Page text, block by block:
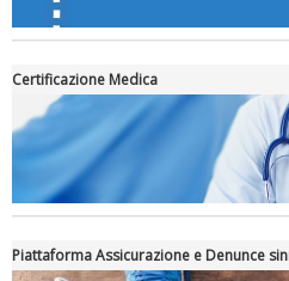
Tiziano Pesce nel Cda di
Certificazione Medica
Piattaforma Assicurazione e Denunce